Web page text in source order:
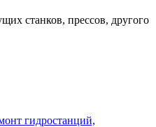
станков, прессов, другого
гидростанций,